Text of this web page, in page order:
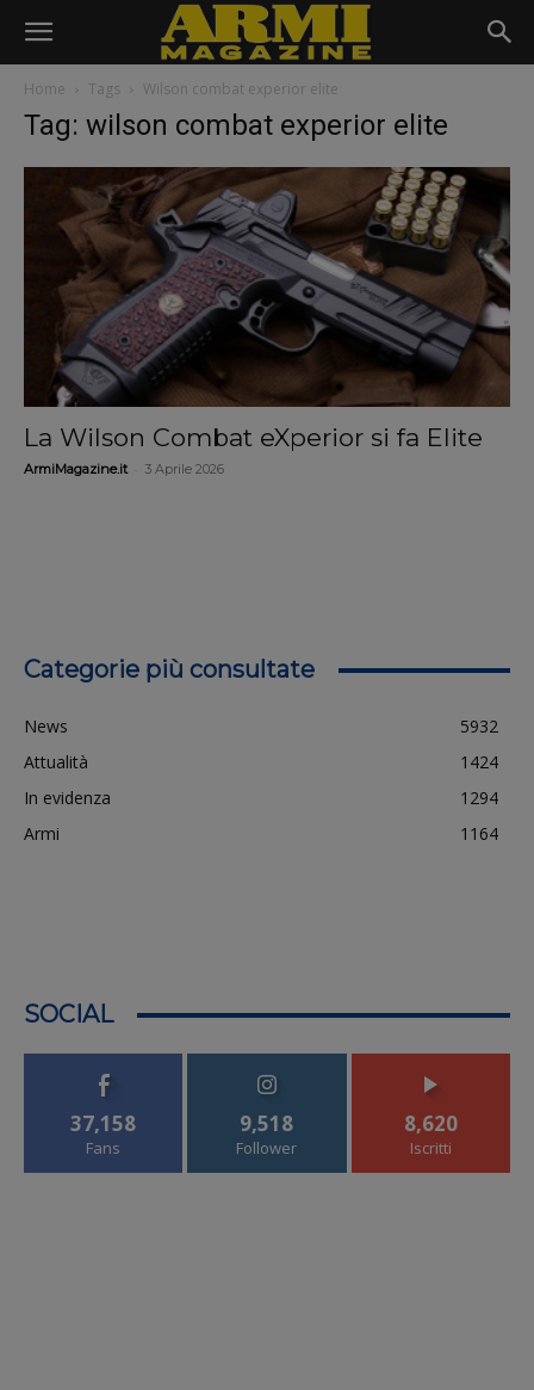
Home Tags Wilson combat experior elite
Tag: wilson combat experior elite
La Wilson Combat eXperior si fa Elite
ArmiMagazine.it 3 Aprile 2026
Categorie più consultate
News
5932
Attualità
1424
In evidenza
1294
Armi
1164
SOCIAL
37,158
Fans
9,518
Follower
8,620
Iscritti